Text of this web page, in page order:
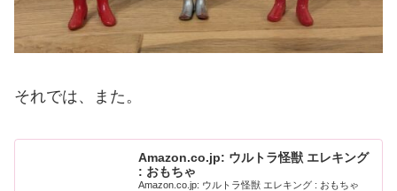
それでは、また。
Amazon.co.jp: ウルトラ怪獣 エレキング
: おもちゃ
Amazon.co.jp: ウルトラ怪獣 エレキング : おもちゃ